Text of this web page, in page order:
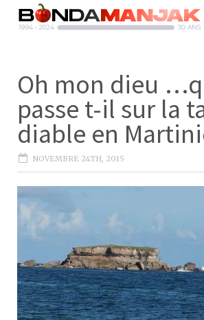
Oh mon dieu
passe t-il sur la
diable en
NOVEMBRE 24TH, 2015